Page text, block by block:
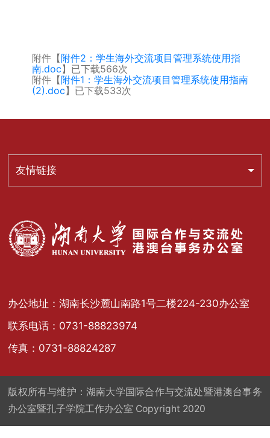
附件【附件2：学生海外交流项目管理系统使用指
南.doc】已下载566次
附件【附件1：学生海外交流项目管理系统使用指南
(2).doc】已下载533次
办公地址：湖南长沙麓山南路1号二楼224-230办公室
联系电话：0731-88823974
传真：0731-88824287
友情链接
版权所有与维护：湖南大学国际合作与交流处暨港澳台事务
办公室暨孔子学院工作办公室 Copyright 2020